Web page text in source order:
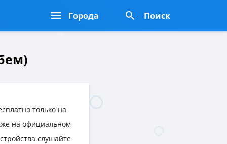
Города Поиск
только на
на официальном
слушайте